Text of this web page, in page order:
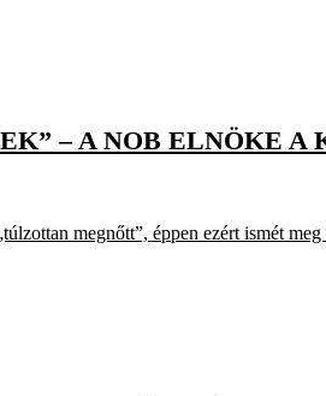
– A NOB ELNÖKE A
megnőtt”, éppen ezért ismét